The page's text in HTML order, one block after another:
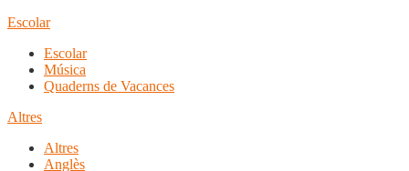
Escolar
Escolar
Música
Quaderns de Vacances
Altres
Altres
Anglès